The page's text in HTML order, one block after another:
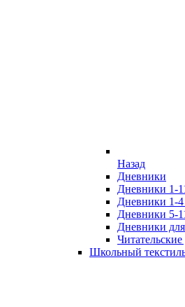
Назад
Дневники
Дневники 1-
Дневники 1-4
Дневники 5-
Дневники
Школьный